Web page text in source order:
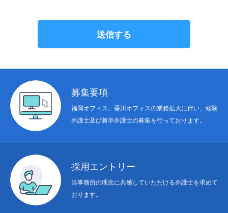
募集要項
福岡オフィス、香川オフィスの業務拡大に伴い、経験
弁護士及び新卒弁護士の募集を行っております。
採用エントリー
当事務所の理念に共感していただける弁護士を求めて
おります。